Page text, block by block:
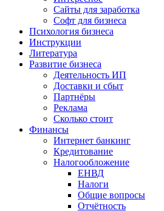
Сайты для заработка
Софт для бизнеса
Психология бизнеса
Инструкции
Литература
Развитие бизнеса
Деятельность ИП
Доставки и сбыт
Партнёры
Реклама
Сколько стоит
Финансы
Интернет банкинг
Кредитование
Налогообложение
ЕНВД
Налоги
Общие вопросы
Отчётность